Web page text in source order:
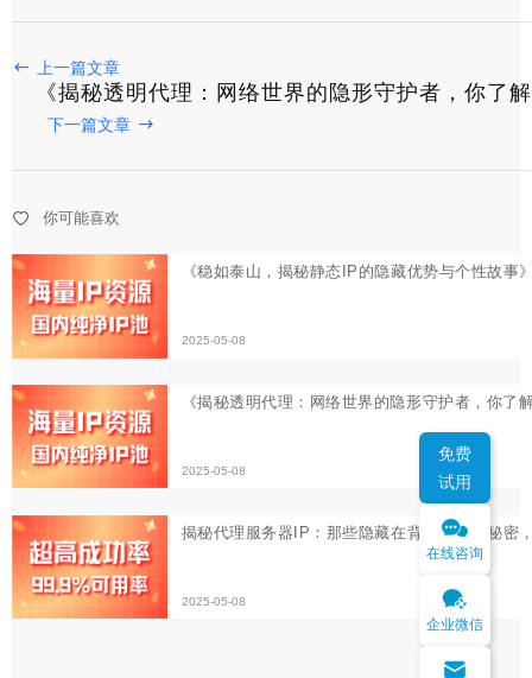
上一篇文章
《揭秘透明代理：网络世界的隐形守护者，你了
下一篇文章
你可能喜欢
《稳如泰山，揭秘静态IP的隐藏优势与个性故事》
2025-05-08
免费
试用
在线咨询
企业微信